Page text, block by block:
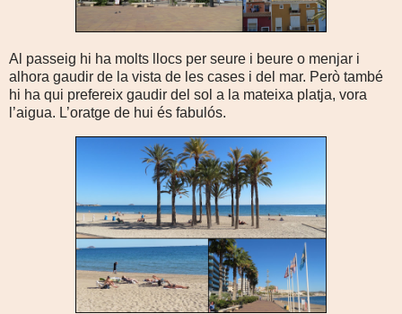
Al passeig hi ha molts llocs per seure i beure o menjar i
alhora gaudir de la vista de les cases i del mar. Però també
hi ha qui prefereix gaudir del sol a la mateixa platja, vora
l’aigua. L’oratge de hui és fabulós.